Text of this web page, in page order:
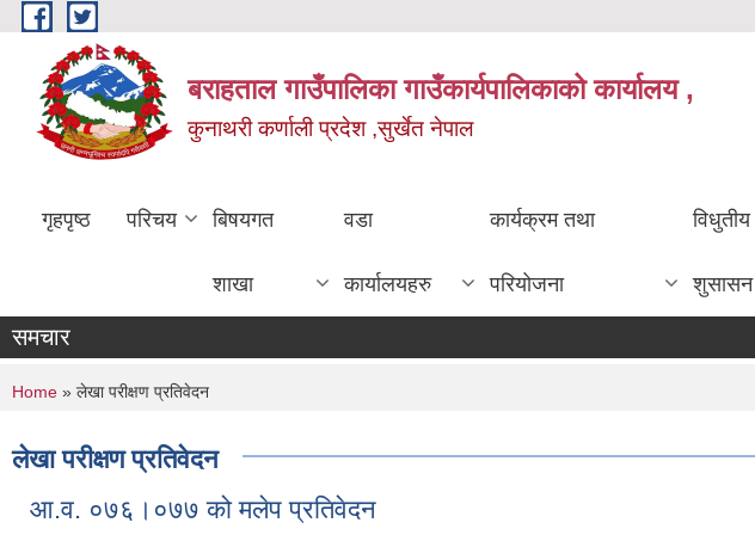
Skip to main content
बराहताल गाउँपालिका गाउँकार्यपालिकाको कार्यालय ,
कुनाथरी कर्णाली प्रदेश ,सुर्खेत नेपाल
गृहपृष्ठ परिचय बिषयगत
शाखा
वडा
कार्यालयहरु
कार्यक्रम तथा
परियोजना
विधुतीय
शुसासन
समचार
You are here
Home » लेखा परीक्षण प्रतिवेदन
लेखा परीक्षण प्रतिवेदन
आ.व. ०७६।०७७ को मलेप प्रतिवेदन